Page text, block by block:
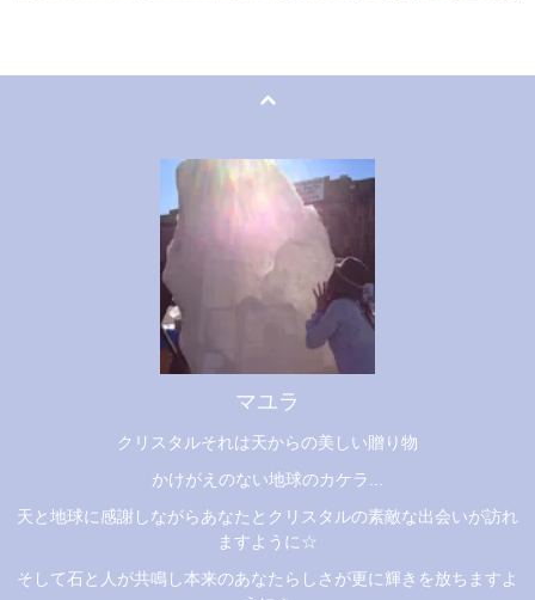
マユラ
クリスタルそれは天からの美しい贈り物
かけがえのない地球のカケラ...
天と地球に感謝しながらあなたとクリスタルの素敵な出会いが訪れ
ますように☆
そして石と人が共鳴し本来のあなたらしさが更に輝きを放ちますよ